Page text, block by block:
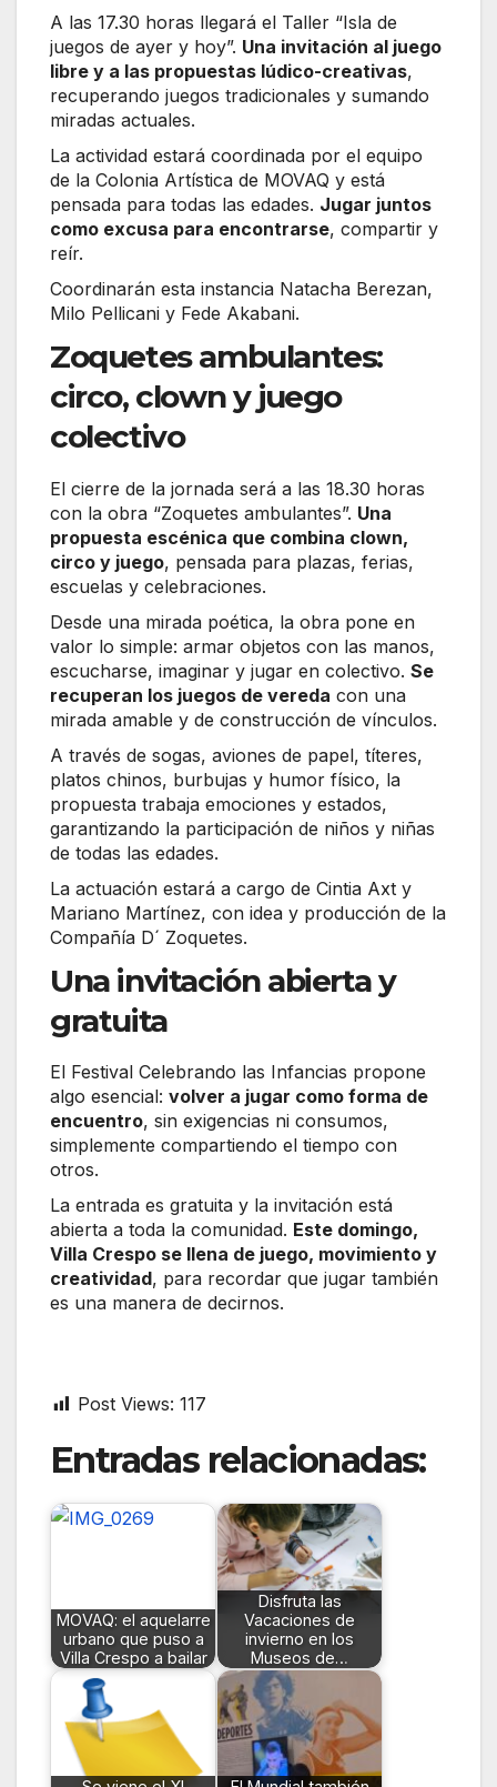
A las 17.30 horas llegará el Taller “Isla de
juegos de ayer y hoy”. Una invitación al juego
libre y a las propuestas lúdico-creativas,
recuperando juegos tradicionales y sumando
miradas actuales.
La actividad estará coordinada por el equipo
de la Colonia Artística de MOVAQ y está
pensada para todas las edades. Jugar juntos
como excusa para encontrarse, compartir y
reír.
Coordinarán esta instancia Natacha Berezan,
Milo Pellicani y Fede Akabani.
Zoquetes ambulantes:
circo, clown y juego
colectivo
El cierre de la jornada será a las 18.30 horas
con la obra “Zoquetes ambulantes”. Una
propuesta escénica que combina clown,
circo y juego, pensada para plazas, ferias,
escuelas y celebraciones.
Desde una mirada poética, la obra pone en
valor lo simple: armar objetos con las manos,
escucharse, imaginar y jugar en colectivo. Se
recuperan los juegos de vereda con una
mirada amable y de construcción de vínculos.
A través de sogas, aviones de papel, títeres,
platos chinos, burbujas y humor físico, la
propuesta trabaja emociones y estados,
garantizando la participación de niños y niñas
de todas las edades.
La actuación estará a cargo de Cintia Axt y
Mariano Martínez, con idea y producción de la
Compañía D´ Zoquetes.
Una invitación abierta y
gratuita
El Festival Celebrando las Infancias propone
algo esencial: volver a jugar como forma de
encuentro, sin exigencias ni consumos,
simplemente compartiendo el tiempo con
otros.
La entrada es gratuita y la invitación está
abierta a toda la comunidad. Este domingo,
Villa Crespo se llena de juego, movimiento y
creatividad, para recordar que jugar también
es una manera de decirnos.
Post Views: 117
Entradas relacionadas:
MOVAQ: el aquelarre
urbano que puso a
Villa Crespo a bailar
Disfruta las
Vacaciones de
invierno en los
Museos de…